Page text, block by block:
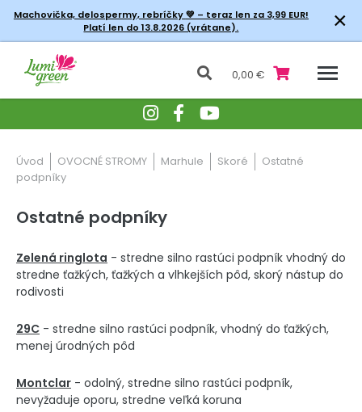
Machovička, delospermy, rebríčky💚 – teraz len za 3,99 EUR!
Platí len do 13.8.2026 (vrátane).
×
0,00 €
Úvod OVOCNÉ STROMY Marhule Skoré
Ostatné
podpníky
Ostatné podpníky
Zelená ringlota - stredne silno rastúci podpník vhodný do
stredne ťažkých, ťažkých a vlhkejších pôd, skorý nástup do
rodivosti
29C - stredne silno rastúci podpník, vhodný do ťažkých,
menej úrodných pôd
Montclar - odolný, stredne silno rastúci podpník,
nevyžaduje oporu, stredne veľká koruna